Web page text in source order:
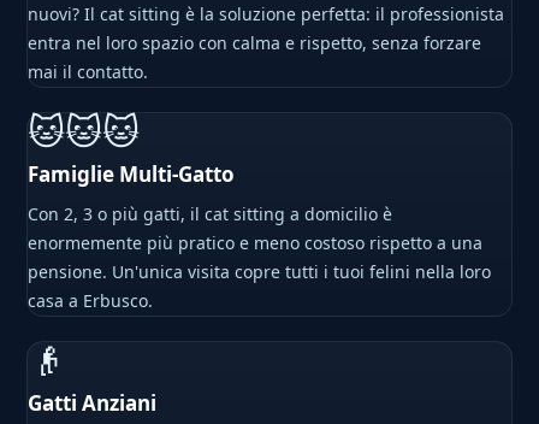
nuovi? Il cat sitting è la soluzione perfetta: il professionista
entra nel loro spazio con calma e rispetto, senza forzare
mai il contatto.
🐱🐱🐱
Famiglie Multi-Gatto
Con 2, 3 o più gatti, il cat sitting a domicilio è
enormemente più pratico e meno costoso rispetto a una
pensione. Un'unica visita copre tutti i tuoi felini nella loro
casa a Erbusco.
👴
Gatti Anziani